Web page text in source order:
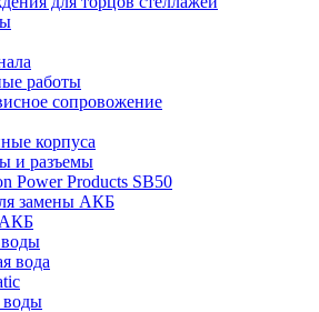
работы
сопровожение
корпуса
и разъемы
Power Products SB50
замены АКБ
АКБ
вода
воды